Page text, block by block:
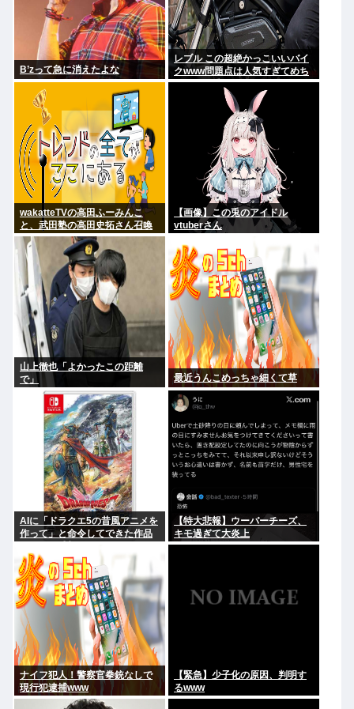
B’zって急に消えたよな
レブル この超絶かっこいいバイ
クwww問題点は人気すぎてめち
ゃくちゃ乗ってるやついるwww
wakatteTVの高田ふーみんこ
と、武田塾の高田史拓さん召喚
スレ
【画像】この兎のアイドル
vtuberさん
山上徹也「よかったこの距離
で」
最近うんこめっちゃ細くて草
AIに「ドラクエ5の昔風アニメを
作って」と命令してできた作品
【特大悲報】ウーバーチーズ、
キモ過ぎて大炎上
ナイフ犯人！警察官拳銃なしで
現行犯逮捕www
【緊急】少子化の原因、判明す
るwww